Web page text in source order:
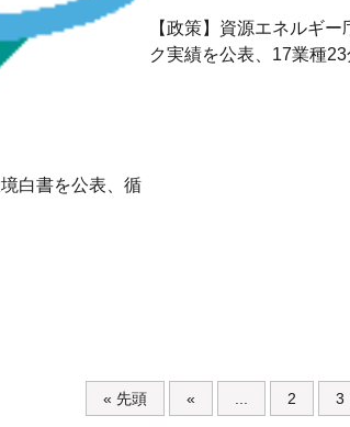
白書を公表、循
【政策】資源エネルギ
ク実績を公表、17業種
« 先頭 « ... 2 3